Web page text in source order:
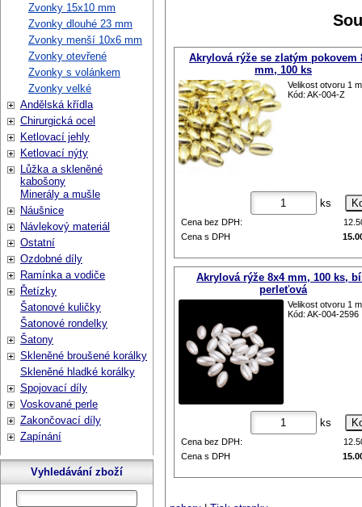
Akrylová rýže se zlatým pokovem
mm, 100 ks
Velikost otvoru 1
Kód: AK-004-Z
ks
Cena bez DPH:
Cena s DPH
Akrylová rýže 8x4 mm, 100 ks,
perleťová
Velikost otvoru 1
Kód: AK-004-2596
ks
Cena bez DPH:
Cena s DPH
Zvonky 15x10 mm
Zvonky dlouhé 23 mm
Zvonky menší 10x6 mm
Zvonky otevřené
Zvonky s volánkem
Zvonky velké
Andělská křídla
Chirurgická ocel
Ketlovací jehly
Ketlovací nýty
Lůžka a skleněné
kabošony
Minerály a mušle
Náušnice
Návlekový materiál
Ostatní
Ozdobné díly
Ramínka a vodiče
Řetízky
Šatonové kuličky
Šatonové rondelky
Šatony
Skleněné broušené korálky
Skleněné hladké korálky
Spojovací díly
Voskované perle
Zakončovací díly
Zapínání
Vyhledávání zboží